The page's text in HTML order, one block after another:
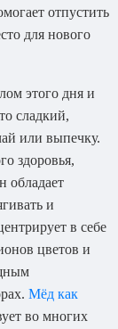
отпустить
для нового
этого дня и
сладкий,
или выпечку.
здоровья,
обладает
и
в себе
цветов и
Мёд как
во многих